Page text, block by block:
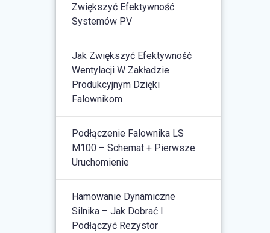
Zwiększyć Efektywność
Systemów PV
Jak Zwiększyć Efektywność
Wentylacji W Zakładzie
Produkcyjnym Dzięki
Falownikom
Podłączenie Falownika LS
M100 – Schemat + Pierwsze
Uruchomienie
Hamowanie Dynamiczne
Silnika – Jak Dobrać I
Podłączyć Rezystor